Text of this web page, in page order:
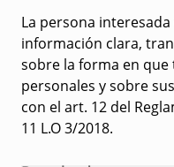
La persona
información clara,
sobre la forma en
personales y sobre
con el art. 12 del
11 L.O 3/2018.